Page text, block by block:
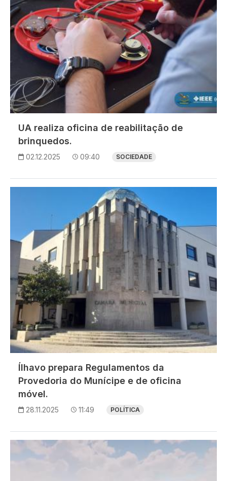
UA realiza oficina de reabilitação de
brinquedos.
02.12.2025 09:40 SOCIEDADE
Ílhavo prepara Regulamentos da
Provedoria do Munícipe e de oficina
móvel.
28.11.2025 11:49 POLÍTICA
Imagem